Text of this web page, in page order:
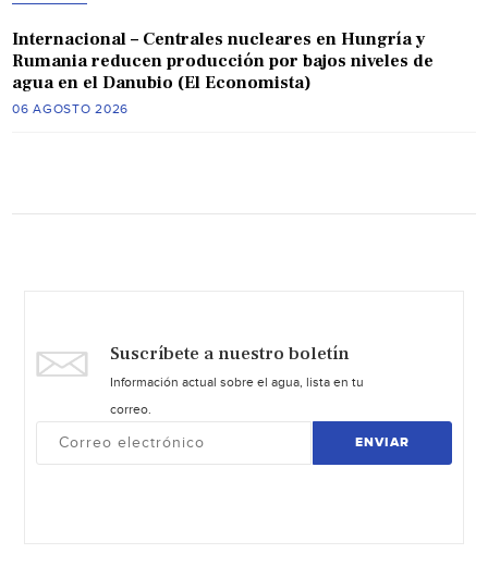
Internacional – Centrales nucleares en Hungría y
Rumania reducen producción por bajos niveles de
agua en el Danubio (El Economista)
06 AGOSTO 2026
Suscríbete a nuestro boletín
Información actual sobre el agua, lista en tu
correo.
ENVIAR